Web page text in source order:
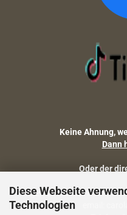
Diese Webseite
Technologien
Keine Ahnung,
Dann
Oder der
Fragen zu Artikelmaßen,